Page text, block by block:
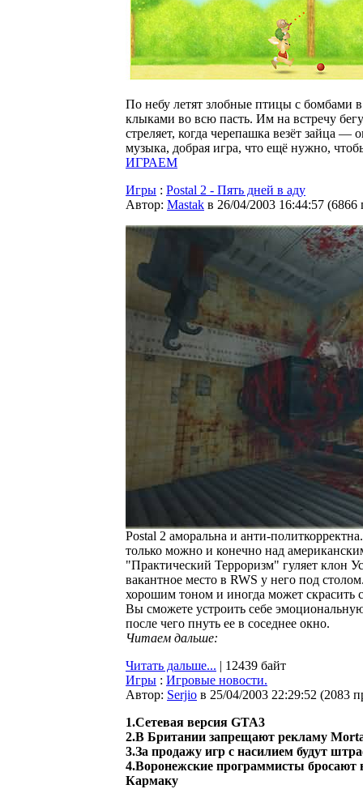
По небу летят злобные птицы с бомбами
клыками во всю пасть. Им на встречу
стреляет, когда черепашка везёт зайца
музыка, добрая игра, что ещё нужно,
ИГРАЕМ
Игры : Postal 2 - Пять дней в аду
Автор: Мastak в 26/04/2003 16:44:57 (6866
Postal 2 аморальна и анти-
только можно и конечно над
"Практический Терроризм" гуляет клон
вакантное место в RWS у него под
хорошим тоном и иногда может скрасить
Вы сможете устроить себе
после чего пнуть ее в соседнее окно.
Читаем дальше:
Читать дальше... | 12439 байт
Игры : Игровые новости.
Автор: Serjio в 25/04/2003 22:29:52 (2083
1.Сетевая версия GTA3
2.В Британии запрещают рекламу
3.За продажу игр с насилием будут
4.Воронежские программисты
Кармаку